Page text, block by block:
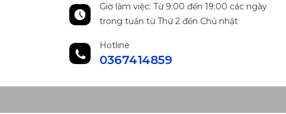
Giờ làm việc: Từ 9:00 đến 19:00 các ngày
trong tuần từ Thứ 2 đến Chủ nhật
Hotline
0367414859